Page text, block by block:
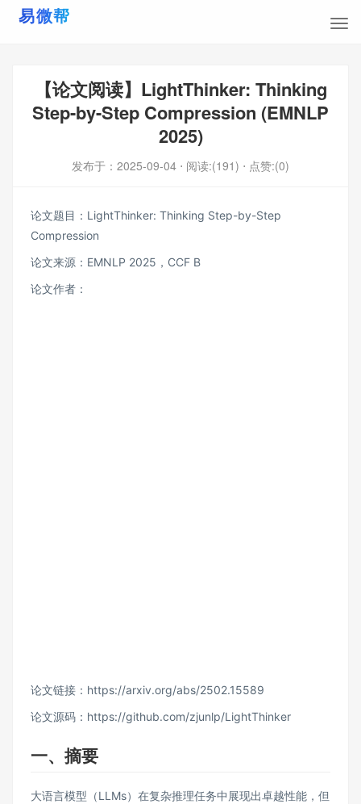
【论文阅读】LightThinker: Thinking
Step-by-Step Compression (EMNLP
2025)
发布于： 2025-09-04 ⋅ 阅读:(191) ⋅ 点赞:(0)
论文题目：LightThinker: Thinking Step-by-Step
Compression
论文来源：EMNLP 2025，CCF B
论文作者：
论文链接： https://arxiv.org/abs/2502.15589
论文源码： https://github.com/zjunlp/LightThinker
一、摘要
大语言模型（LLMs）在复杂推理任务中展现出卓越性能，但